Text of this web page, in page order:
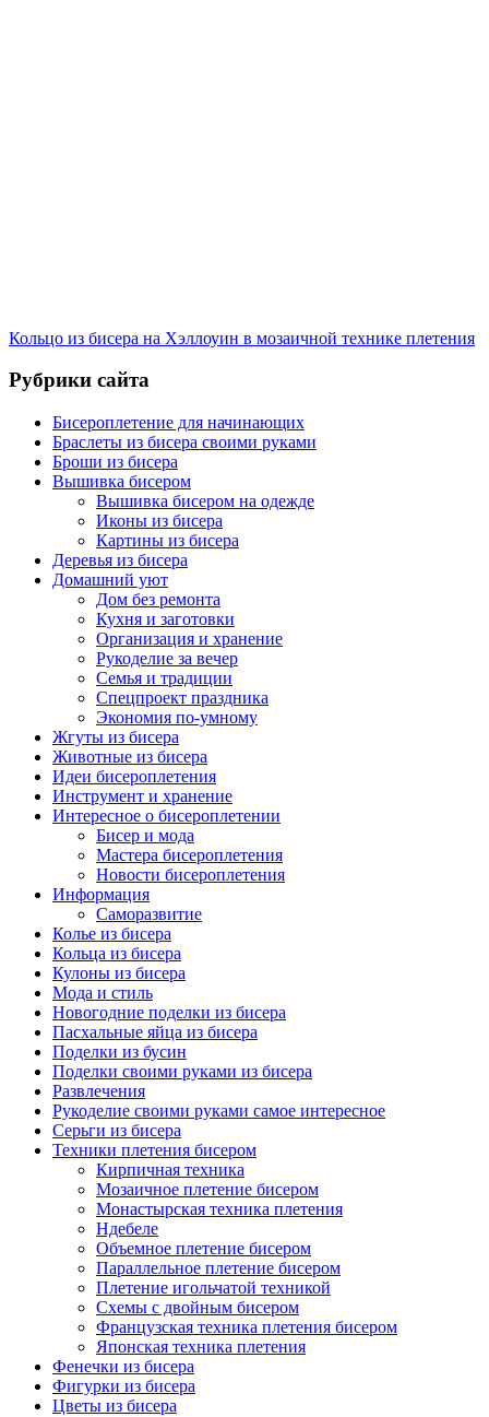
Кольцо из бисера на Хэллоуин в мозаичной технике плетения
Рубрики сайта
Бисероплетение для начинающих
Браслеты из бисера своими руками
Броши из бисера
Вышивка бисером
Вышивка бисером на одежде
Иконы из бисера
Картины из бисера
Деревья из бисера
Домашний уют
Дом без ремонта
Кухня и заготовки
Организация и хранение
Рукоделие за вечер
Семья и традиции
Спецпроект праздника
Экономия по-умному
Жгуты из бисера
Животные из бисера
Идеи бисероплетения
Инструмент и хранение
Интересное о бисероплетении
Бисер и мода
Мастера бисероплетения
Новости бисероплетения
Информация
Саморазвитие
Колье из бисера
Кольца из бисера
Кулоны из бисера
Мода и стиль
Новогодние поделки из бисера
Пасхальные яйца из бисера
Поделки из бусин
Поделки своими руками из бисера
Развлечения
Рукоделие своими руками самое интересное
Серьги из бисера
Техники плетения бисером
Кирпичная техника
Мозаичное плетение бисером
Монастырская техника плетения
Ндебеле
Объемное плетение бисером
Параллельное плетение бисером
Плетение игольчатой техникой
Схемы с двойным бисером
Французская техника плетения бисером
Японская техника плетения
Фенечки из бисера
Фигурки из бисера
Цветы из бисера